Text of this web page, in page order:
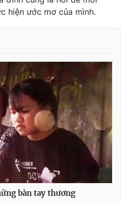
897 897
thức nếu không có sự chấp
VTV.vn khi phát hành lại
hiện ước mơ của mình.
bàn tay thương